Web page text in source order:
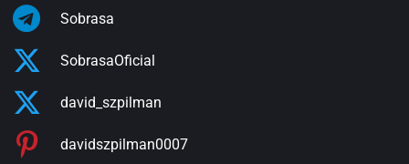
Sobrasa
SobrasaOficial
david_szpilman
davidszpilman0007